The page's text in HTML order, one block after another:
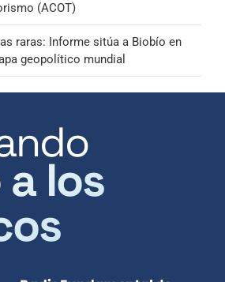
(ACOT)
raras: Informe sitúa a Biobío en
geopolítico mundial
los